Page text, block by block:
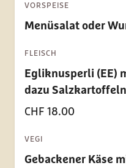
VORSPEISE
Menüsalat oder
FLEISCH
Egliknusperli (EE)
dazu
CHF 18.00
VEGI
Gebackener Käse